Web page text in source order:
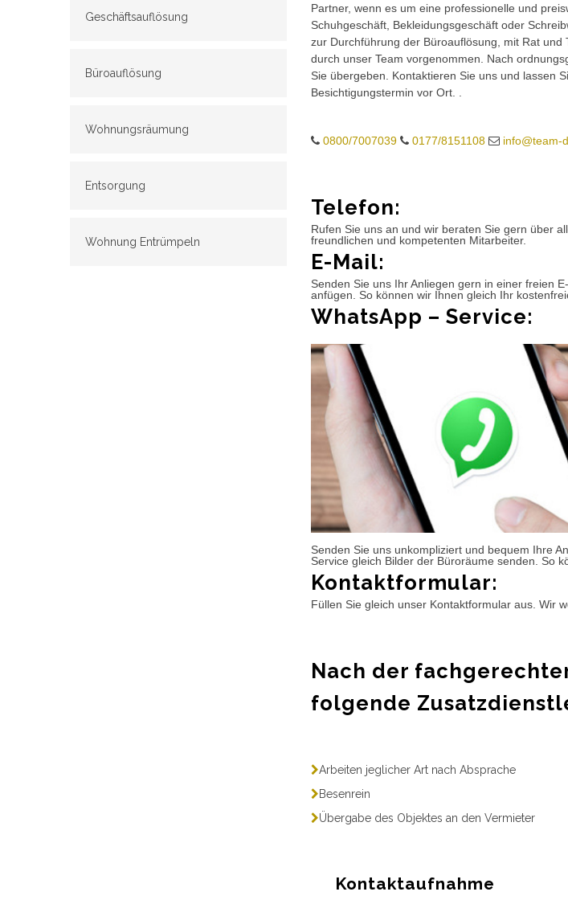
Geschäftsauflösung
Büroauflösung
Wohnungsräumung
Entsorgung
Wohnung Entrümpeln
Partner, wenn es um eine professionelle und
Schuhgeschäft, Bekleidungsgeschäft oder
zur Durchführung der Büroauflösung, mit Rat
durch unser Team vorgenommen. Nach
Sie übergeben. Kontaktieren Sie uns und lassen
Besichtigungstermin vor Ort. .
0800/7007039 0177/8151108 info@team-
Telefon:
Rufen Sie uns an und wir beraten Sie gern über
freundlichen und kompetenten Mitarbeiter.
E-Mail:
Senden Sie uns Ihr Anliegen gern in einer freien
anfügen. So können wir Ihnen gleich Ihr
WhatsApp – Service:
Senden Sie uns unkompliziert und bequem Ihre
Service gleich Bilder der Büroräume senden. So
Kontaktformular:
Füllen Sie gleich unser Kontaktformular aus. Wir
Nach der
folgende
Arbeiten jeglicher Art nach Absprache
Besenrein
Übergabe des Objektes an den Vermieter
Kontaktaufnahme